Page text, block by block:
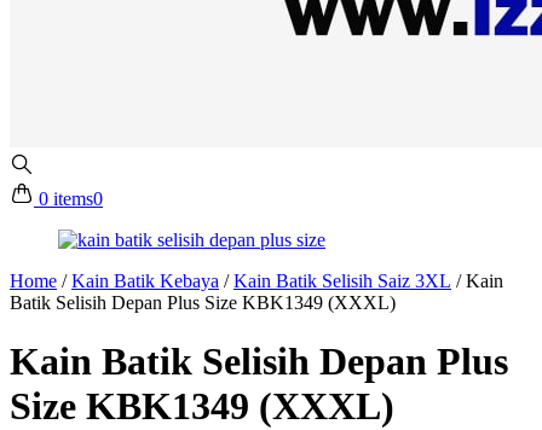
0 items0
Home /Kain Batik Kebaya /Kain Batik Selisih Saiz 3XL /Kain
Batik Selisih Depan Plus Size KBK1349 (XXXL)
Kain Batik Selisih Depan Plus
Size KBK1349 (XXXL)